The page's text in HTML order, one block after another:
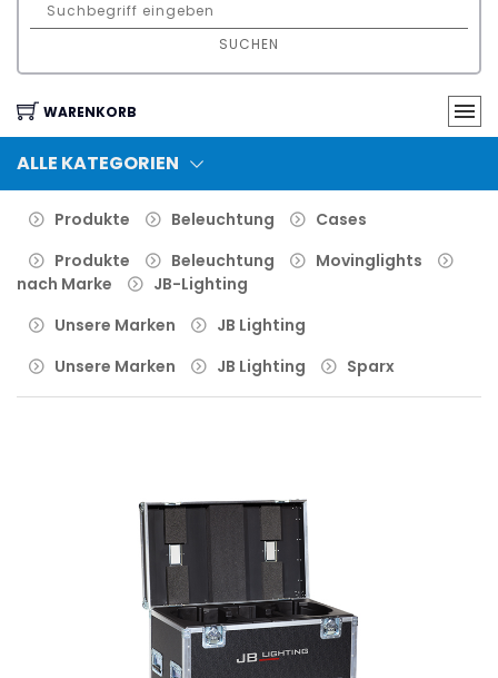
SUCHEN
WARENKORB
ALLE KATEGORIEN
Produkte Beleuchtung
Cases
Produkte
Beleuchtung
Movinglights
nach Marke
JB-Lighting
Unsere Marken
JB Lighting
Unsere Marken
JB Lighting Sparx